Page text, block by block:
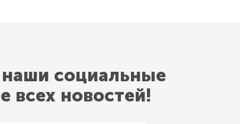
социальные
всех новостей!